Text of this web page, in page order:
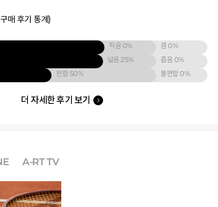
매 후기 통계)
작음0% 큼0%
넓음25% 좁음0%
편함 50% 불편함0%
더 자세한 후기 보기
A-RT TV